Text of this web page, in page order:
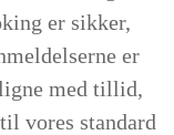
er sikker,
er
med tillid,
vores standard